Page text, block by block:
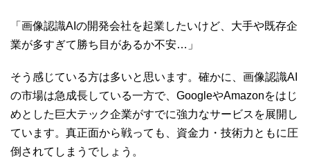
「画像認識AIの開発会社を起業したいけど、大手や既存企
業が多すぎて勝ち目があるか不安…」
そう感じている方は多いと思います。確かに、画像認識AI
の市場は急成長している一方で、GoogleやAmazonをはじ
めとした巨大テック企業がすでに強力なサービスを展開し
ています。真正面から戦っても、資金力・技術力ともに圧
倒されてしまうでしょう。